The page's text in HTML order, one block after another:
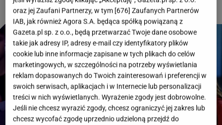
oraz jej Zaufani Partnerzy, w tym [676] Zaufanych Partnerów
IAB, jak również Agora S.A. będąca spółką powiązaną z
Gazeta.pl sp. z o.o., będą przetwarzać Twoje dane osobowe
takie jak adresy IP, adresy e-mail czy identyfikatory plików
cookie lub inne informacje zapisane w tych plikach do celów
marketingowych, w szczególności na potrzeby wyświetlania
reklam dopasowanych do Twoich zainteresowań i preferencji w
swoich serwisach, aplikacjach i w Internecie lub personalizacji
treści w nich wyświetlanych. Wyrażenie zgody jest dobrowolne.
Jeśli nie chcesz wyrazić zgody, chcesz ograniczyć jej zakres lub
chcesz wycofać zgodę uprzednio udzieloną przejdź do